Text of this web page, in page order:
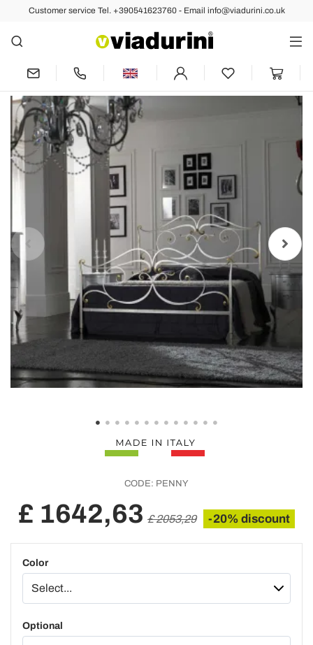
Customer service Tel. +390541623760 - Email info@viadurini.co.uk
Back Previous Next
Double Bed with Coordinated Iron
Footboard Made in Italy - Penny
CODE: PENNY
£ 1642,63 £ 2053,29 -20% discount
Color
Optional